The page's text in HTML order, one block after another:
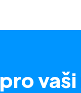
pro